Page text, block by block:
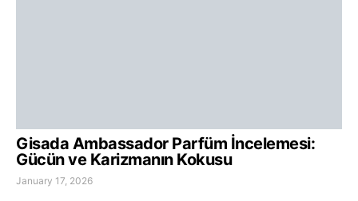
Gisada Ambassador Parfüm İncelemesi:
Gücün ve Karizmanın Kokusu
January 17, 2026